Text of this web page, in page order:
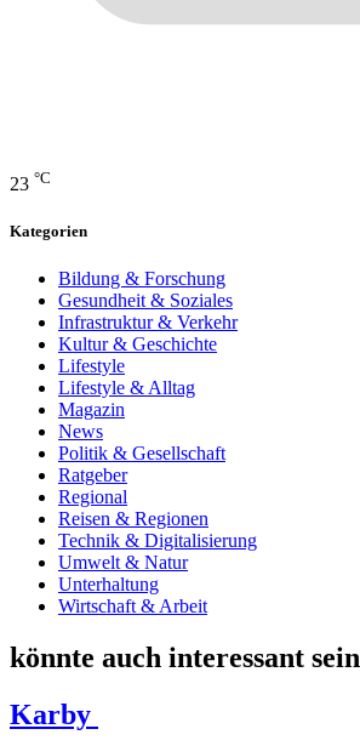
23 °C
Kategorien
Bildung & Forschung
Gesundheit & Soziales
Infrastruktur & Verkehr
Kultur & Geschichte
Lifestyle
Lifestyle & Alltag
Magazin
News
Politik & Gesellschaft
Ratgeber
Regional
Reisen & Regionen
Technik & Digitalisierung
Umwelt & Natur
Unterhaltung
Wirtschaft & Arbeit
könnte auch interessant sein
Karby